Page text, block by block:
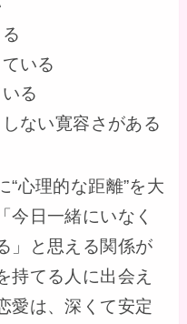
いる
る
ない寛容さがある
“心理的な距離”を大
今日一緒にいなく
」と思える関係が
持てる人に出会え
愛は、深くて安定